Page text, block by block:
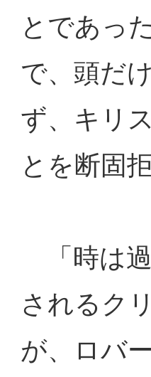
とであっ
で、頭だ
ず、キリ
とを断固
「時は
されるク
が、ロバ